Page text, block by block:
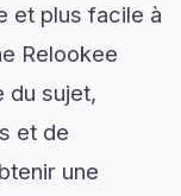
et plus facile à
Relookee
du sujet,
et de
une